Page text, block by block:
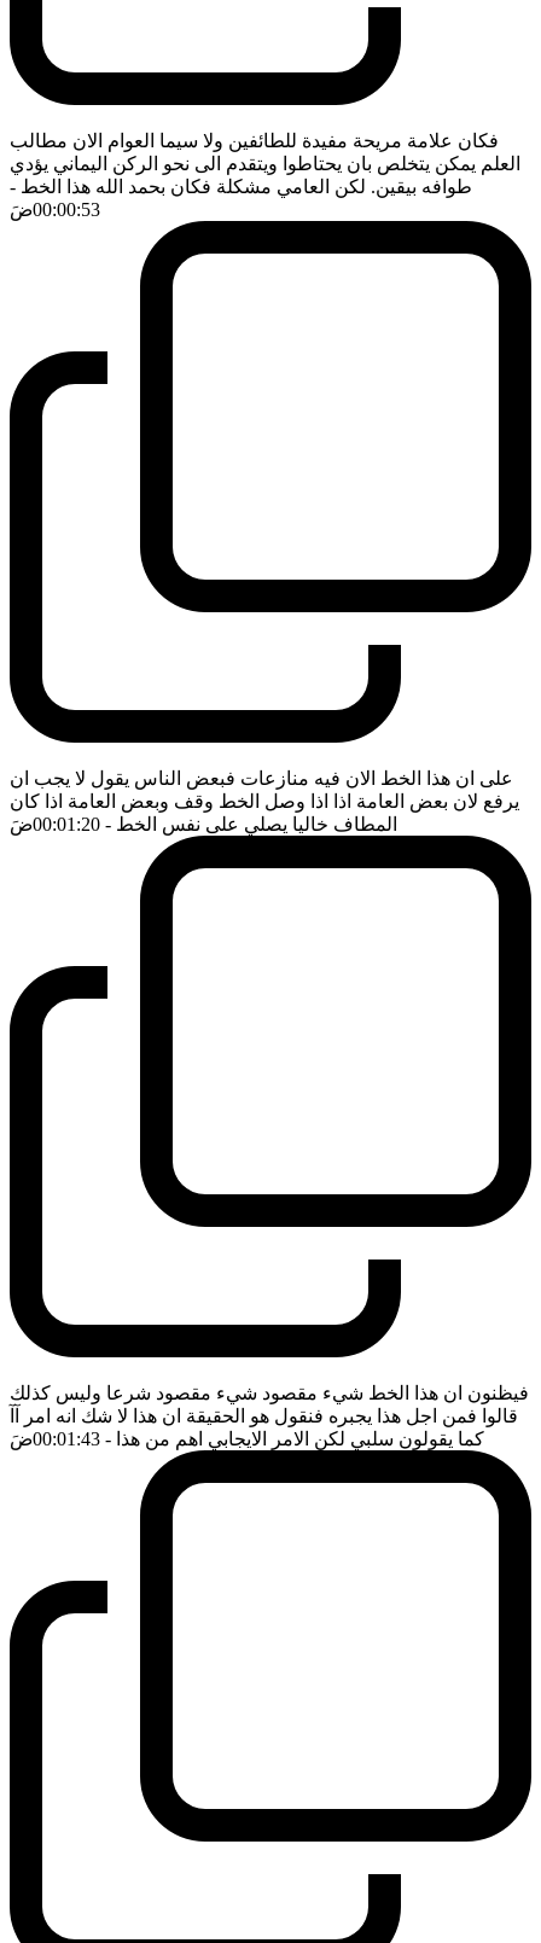
فكان علامة مريحة مفيدة للطائفين ولا سيما العوام الان مطالب
العلم يمكن يتخلص بان يحتاطوا ويتقدم الى نحو الركن اليماني يؤدي
طوافه بيقين. لكن العامي مشكلة فكان بحمد الله هذا الخط -
00:00:53ضَ
على ان هذا الخط الان فيه منازعات فبعض الناس يقول لا يجب ان
يرفع لان بعض العامة اذا اذا وصل الخط وقف وبعض العامة اذا كان
المطاف خاليا يصلي على نفس الخط - 00:01:20 ضَ
فيظنون ان هذا الخط شيء مقصود شيء مقصود شرعا وليس كذلك
قالوا فمن اجل هذا يجبره فنقول هو الحقيقة ان هذا لا شك انه امر آآ
كما يقولون سلبي لكن الامر الايجابي اهم من هذا - 00:01:43 ضَ